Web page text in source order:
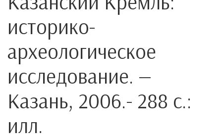
историко-
археологическое
исследование. —
Казань, 2006.- 288 с.:
илл.